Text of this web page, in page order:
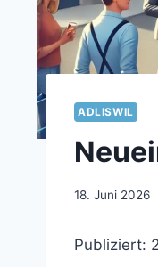
ADLISWIL
18. Juni 2026
Publiziert: